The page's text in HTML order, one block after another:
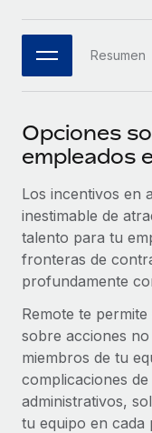
Conectar
Conecta
Optimiza los
esenciales.
SERVICIOS
Pregunta a un
Obtén ayuda de
Simplifica los
Cumplimiento
Adelántate a los
ASOCIARSE
Socios
Integra la
Asociarse
Descubre
Remote Build
Consultoría de
CASOS
Colaboración
Remote para
nóminas
Reverse Tech en
Reverse Tech se
Webinarios
Información
Obtén ayuda
Consulta todos
BLOG
Nómina global
EOR y PEO
Contractor
한국어
中文（简体）Resumen
Opciones
empleados
Los incentivos en
inestimable de
talento para tu
fronteras de
profundamente
Remote te
sobre acciones
miembros de tu
complicaciones
administrativos,
tu equipo en cada